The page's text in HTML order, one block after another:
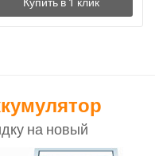
на новый